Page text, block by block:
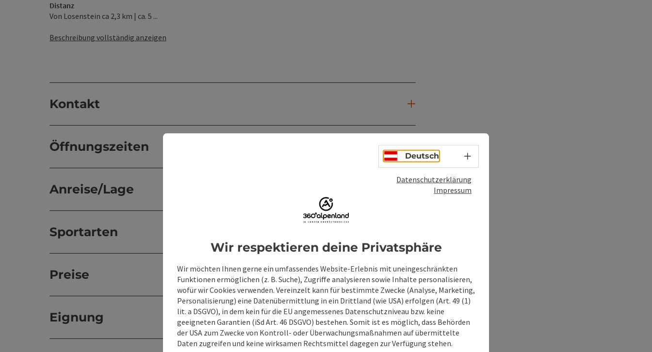
Distanz
Von Losenstein ca 2,3 km | ca. 5 ...
Beschreibung vollständig anzeigen
Kontakt
Öffnungszeiten
Anreise/Lage
Sportarten
Preise
Eignung
Deutsch Sprachwahl - Menü öffnen
Datenschutzerklärung
Impressum
Wir respektieren deine Privatsphäre
Wir möchten Ihnen gerne ein umfassendes Website-Erlebnis mit uneingeschränkten
Funktionen ermöglichen (z. B. Suche), Zugriffe analysieren sowie Inhalte personalisieren,
wofür wir Cookies verwenden. Vereinzelt kann für bestimmte Zwecke (Analyse, Marketing,
Personalisierung) eine Datenübermittlung in ein Drittland (wie USA) erfolgen (Art. 49 (1)
lit. a DSGVO), in dem kein für die EU angemessenes Datenschutzniveau bzw. keine
geeigneten Garantien (iSd Art. 46 DSGVO) bestehen. Somit ist es möglich, dass Behörden
der USA zum Zwecke von Kontroll- oder Überwachungsmaßnahmen auf übermittelte
Daten zugreifen und keine wirksamen Rechtsmittel dagegen zur Verfügung stehen.